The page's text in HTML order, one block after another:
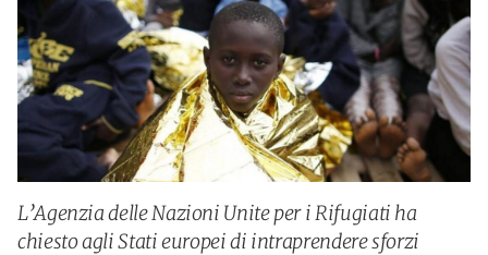
L’Agenzia delle Nazioni Unite per i Rifugiati ha
chiesto agli Stati europei di intraprendere sforzi